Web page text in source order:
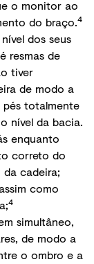
o monitor ao
do braço.4
dos seus
resmas de
tiver
de modo a
pés totalmente
nível da bacia.
enquanto
correto do
cadeira;
como
4
simultâneo,
de modo a
o ombro e a